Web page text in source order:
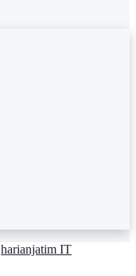
harianjatim IT